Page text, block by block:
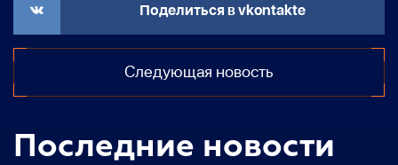
Поделиться в vkontakte
Следующая новость
Последние новости